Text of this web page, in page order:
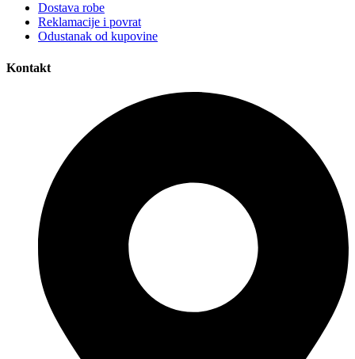
Dostava robe
Reklamacije i povrat
Odustanak od kupovine
Kontakt